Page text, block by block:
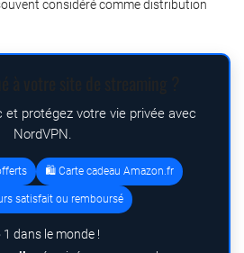
considéré comme distribution
et protégez votre vie privée avec
NordVPN.
🛍️ Carte cadeau Amazon.fr
satisfait ou remboursé
dans le monde !